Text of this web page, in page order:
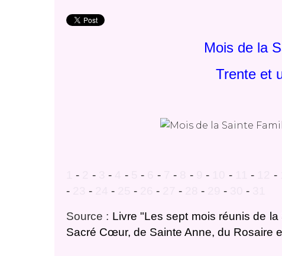
Mois de la
Trente et
- - - - - - - - - - - -
-
- - - - - - - -
Source : Livre "Les sept mois réunis de
Sacré Cœur, de Sainte Anne, du Rosaire